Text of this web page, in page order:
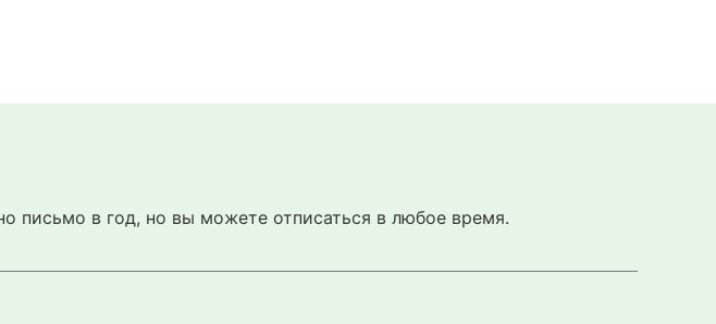
письмо в год, но вы можете отписаться в любое время.